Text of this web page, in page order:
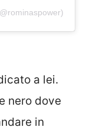
a lei.
nero dove
in